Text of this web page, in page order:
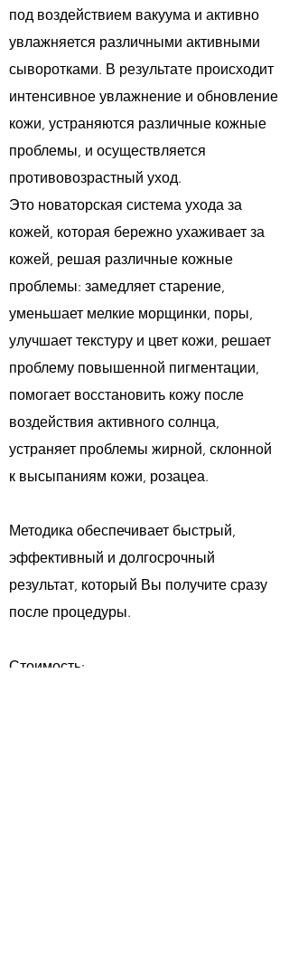
под воздействием вакуума и активно
увлажняется различными активными
сыворотками. В результате происходит
интенсивное увлажнение и обновление
кожи, устраняются различные кожные
проблемы, и осуществляется
противовозрастный уход.
Это новаторская система ухода за
кожей, которая бережно ухаживает за
кожей, решая различные кожные
проблемы: замедляет старение,
уменьшает мелкие морщинки, поры,
улучшает текстуру и цвет кожи, решает
проблему повышенной пигментации,
помогает восстановить кожу после
воздействия активного солнца,
устраняет проблемы жирной, склонной
к высыпаниям кожи, розацеа.
Методика обеспечивает быстрый,
эффективный и долгосрочный
результат, который Вы получите сразу
после процедуры.
Стоимость: